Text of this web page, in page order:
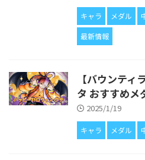
キャラ メダル
最新情報
【バウンティ
タ おすすめメ
2025/1/19
キャラ メダル